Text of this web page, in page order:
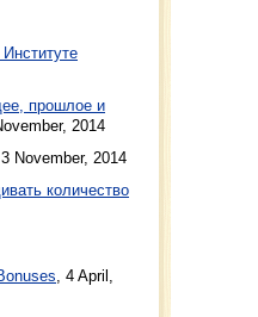
прошлое и
2014
3 November, 2014
количество
, 4 April,